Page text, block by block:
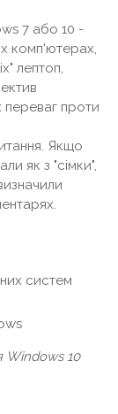
7 або 10 -
комп'ютерах,
лептоп,
переваг проти
Якщо
як з "сімки",
систем
Windows 10